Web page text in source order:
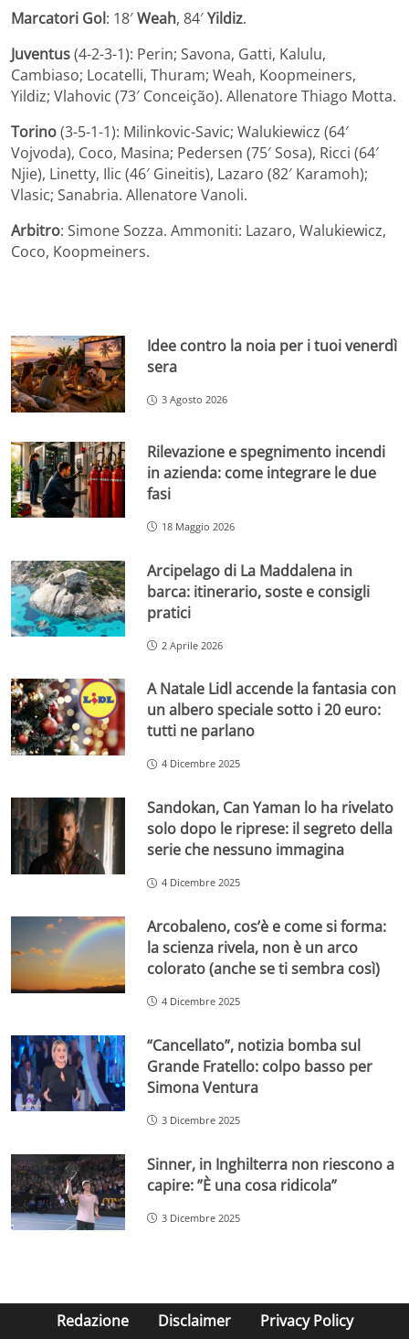
Marcatori Gol: 18′Weah, 84′Yildiz.
Juventus(4-2-3-1): Perin; Savona, Gatti, Kalulu,
Cambiaso; Locatelli, Thuram; Weah, Koopmeiners,
Yildiz; Vlahovic (73′ Conceição). Allenatore Thiago Motta.
Torino(3-5-1-1): Milinkovic-Savic; Walukiewicz (64′
Vojvoda), Coco, Masina; Pedersen (75′ Sosa), Ricci (64′
Njie), Linetty, Ilic (46′ Gineitis), Lazaro (82′ Karamoh);
Vlasic; Sanabria. Allenatore Vanoli.
Arbitro: Simone Sozza. Ammoniti: Lazaro, Walukiewicz,
Coco, Koopmeiners.
Idee contro la noia per i tuoi venerdì
sera
3 Agosto 2026
Rilevazione e spegnimento incendi
in azienda: come integrare le due
fasi
18 Maggio 2026
Arcipelago di La Maddalena in
barca: itinerario, soste e consigli
pratici
2 Aprile 2026
A Natale Lidl accende la fantasia con
un albero speciale sotto i 20 euro:
tutti ne parlano
4 Dicembre 2025
Sandokan, Can Yaman lo ha rivelato
solo dopo le riprese: il segreto della
serie che nessuno immagina
4 Dicembre 2025
Arcobaleno, cos’è e come si forma:
la scienza rivela, non è un arco
colorato (anche se ti sembra così)
4 Dicembre 2025
“Cancellato”, notizia bomba sul
Grande Fratello: colpo basso per
Simona Ventura
3 Dicembre 2025
Sinner, in Inghilterra non riescono a
capire: ”È una cosa ridicola”
3 Dicembre 2025
Redazione Disclaimer Privacy Policy